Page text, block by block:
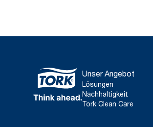
Unser Angebot
Lösungen
Nachhaltigkeit
Tork Clean Care